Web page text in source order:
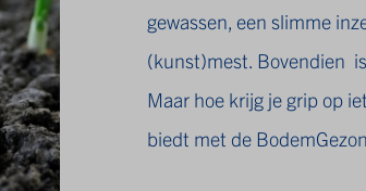
gewassen, een slimme
(kunst)mest. Bovendien
Maar hoe krijg je grip op
biedt met de